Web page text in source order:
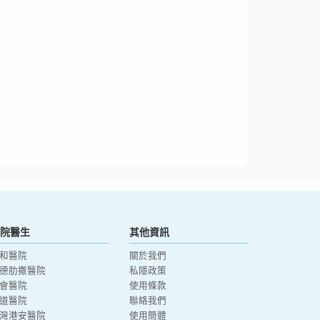
醫生
醫院
肋撒醫院
醫院
醫院
港安醫院
其他資訊
關於我們
私隱政策
使用條款
聯絡我們
使用簡體